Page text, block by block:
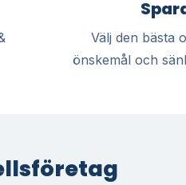
Välj den bästa
önskemål och